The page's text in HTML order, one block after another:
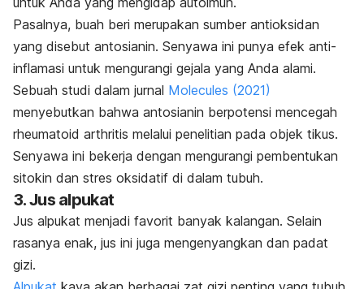
Pasalnya, buah beri merupakan sumber antioksidan
yang disebut antosianin. Senyawa ini punya efek anti-
inflamasi untuk mengurangi gejala yang Anda alami.
Sebuah studi dalam jurnal Molecules (2021)
menyebutkan bahwa antosianin berpotensi mencegah
rheumatoid arthritis melalui penelitian pada objek tikus.
Senyawa ini bekerja dengan mengurangi pembentukan
sitokin dan stres oksidatif di dalam tubuh.
3. Jus alpukat
Jus alpukat menjadi favorit banyak kalangan. Selain
rasanya enak, jus ini juga mengenyangkan dan padat
gizi.